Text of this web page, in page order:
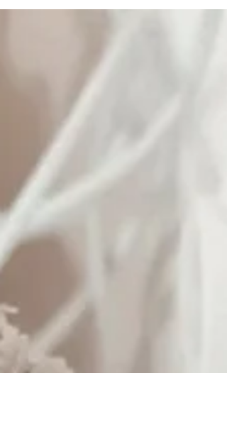
traitement de choc s'en viennent bientôt..